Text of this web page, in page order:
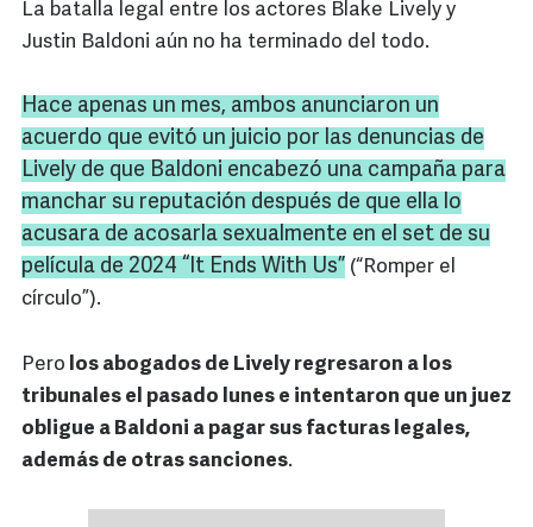
La batalla legal entre los actores Blake Lively y
Justin Baldoni aún no ha terminado del todo.
Hace apenas un mes, ambos anunciaron un
acuerdo que evitó un juicio por las denuncias de
Lively de que Baldoni encabezó una campaña para
manchar su reputación después de que ella lo
acusara de acosarla sexualmente en el set de su
película de 2024 “It Ends With Us” (“Romper el
círculo”).
Pero los abogados de Lively regresaron a los
tribunales el pasado lunes e intentaron que un juez
obligue a Baldoni a pagar sus facturas legales,
además de otras sanciones.